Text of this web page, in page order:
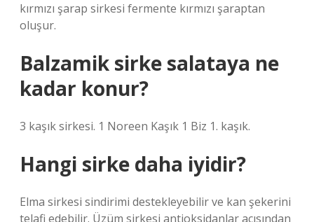
kırmızı şarap sirkesi fermente kırmızı şaraptan
oluşur.
Balzamik sirke salataya ne
kadar konur?
3 kaşık sirkesi. 1 Noreen Kaşık 1 Biz 1. kaşık.
Hangi sirke daha iyidir?
Elma sirkesi sindirimi destekleyebilir ve kan şekerini
telafi edebilir. Üzüm sirkesi antioksidanlar açısından